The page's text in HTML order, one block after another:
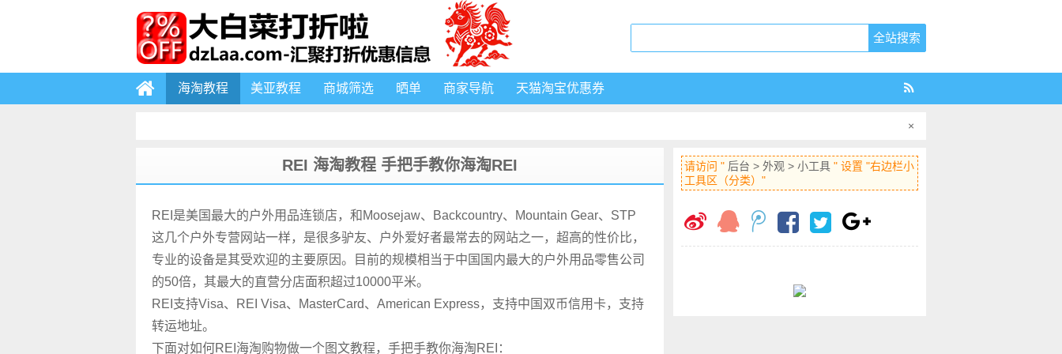
海淘教程 美亚教程 商城筛选 晒单 商家导航 天猫淘宝优惠券
×
REI 海淘教程 手把手教你海淘REI
REI是美国最大的户外用品连锁店，和Moosejaw、Backcountry、Mountain Gear、STP
这几个户外专营网站一样，是很多驴友、户外爱好者最常去的网站之一，超高的性价比，
专业的设备是其受欢迎的主要原因。目前的规模相当于中国国内最大的户外用品零售公司
的50倍，其最大的直营分店面积超过10000平米。
REI支持Visa、REI Visa、MasterCard、American Express，支持中国双币信用卡，支持
转运地址。
下面对如何REI海淘购物做一个图文教程，手把手教你海淘REI：
请访问 " 后台 > 外观 > 小工具 " 设置 "右边栏小
工具区（分类）"